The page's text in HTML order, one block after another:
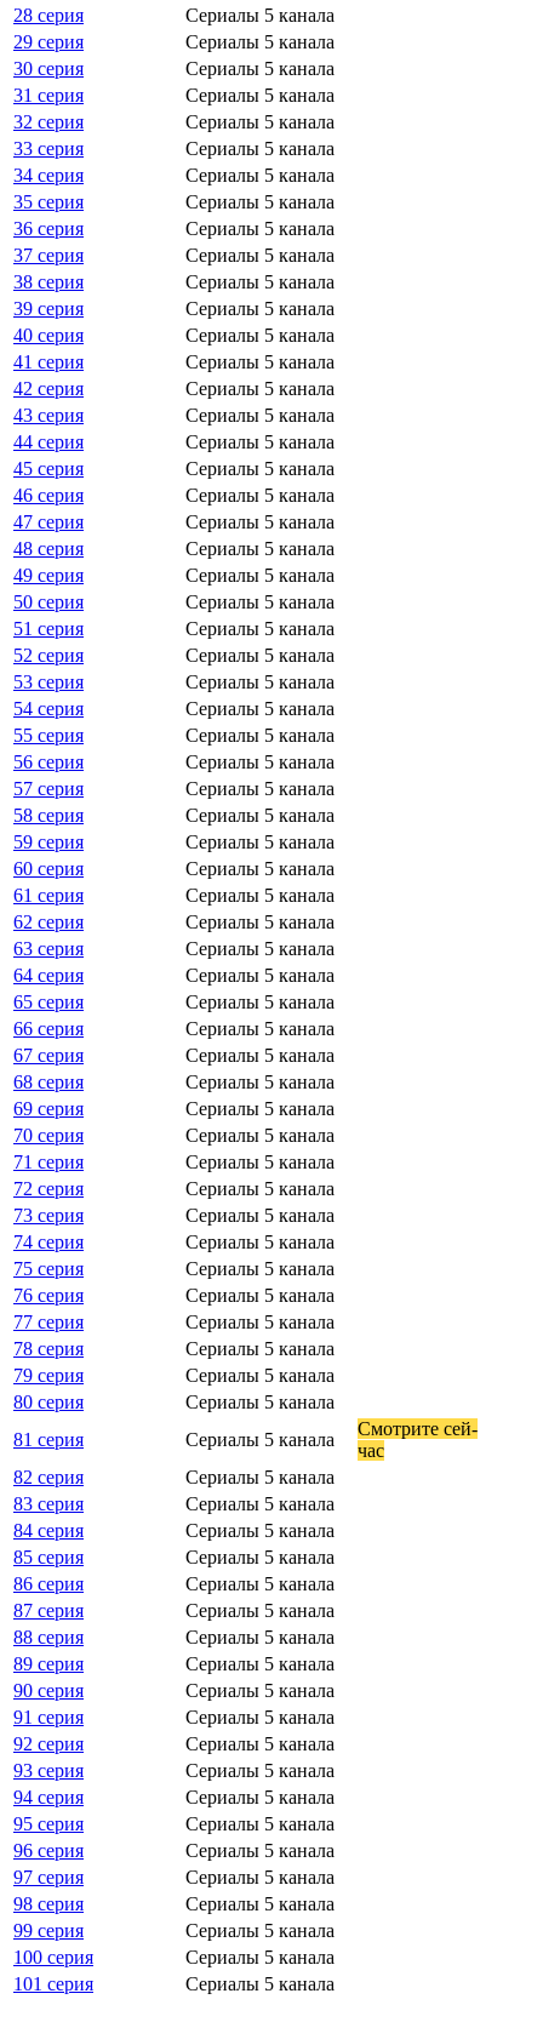
28 серия
Сериалы 5 канала
29 серия
Сериалы 5 канала
30 серия
Сериалы 5 канала
31 серия
Сериалы 5 канала
32 серия
Сериалы 5 канала
33 серия
Сериалы 5 канала
34 серия
Сериалы 5 канала
35 серия
Сериалы 5 канала
36 серия
Сериалы 5 канала
37 серия
Сериалы 5 канала
38 серия
Сериалы 5 канала
39 серия
Сериалы 5 канала
40 серия
Сериалы 5 канала
41 серия
Сериалы 5 канала
42 серия
Сериалы 5 канала
43 серия
Сериалы 5 канала
44 серия
Сериалы 5 канала
45 серия
Сериалы 5 канала
46 серия
Сериалы 5 канала
47 серия
Сериалы 5 канала
48 серия
Сериалы 5 канала
49 серия
Сериалы 5 канала
50 серия
Сериалы 5 канала
51 серия
Сериалы 5 канала
52 серия
Сериалы 5 канала
53 серия
Сериалы 5 канала
54 серия
Сериалы 5 канала
55 серия
Сериалы 5 канала
56 серия
Сериалы 5 канала
57 серия
Сериалы 5 канала
58 серия
Сериалы 5 канала
59 серия
Сериалы 5 канала
60 серия
Сериалы 5 канала
61 серия
Сериалы 5 канала
62 серия
Сериалы 5 канала
63 серия
Сериалы 5 канала
64 серия
Сериалы 5 канала
65 серия
Сериалы 5 канала
66 серия
Сериалы 5 канала
67 серия
Сериалы 5 канала
68 серия
Сериалы 5 канала
69 серия
Сериалы 5 канала
70 серия
Сериалы 5 канала
71 серия
Сериалы 5 канала
72 серия
Сериалы 5 канала
73 серия
Сериалы 5 канала
74 серия
Сериалы 5 канала
75 серия
Сериалы 5 канала
76 серия
Сериалы 5 канала
77 серия
Сериалы 5 канала
78 серия
Сериалы 5 канала
79 серия
Сериалы 5 канала
80 серия
Сериалы 5 канала
81 серия
Сериалы 5 канала
Смот­ри­те сей­
час
82 серия
Сериалы 5 канала
83 серия
Сериалы 5 канала
84 серия
Сериалы 5 канала
85 серия
Сериалы 5 канала
86 серия
Сериалы 5 канала
87 серия
Сериалы 5 канала
88 серия
Сериалы 5 канала
89 серия
Сериалы 5 канала
90 серия
Сериалы 5 канала
91 серия
Сериалы 5 канала
92 серия
Сериалы 5 канала
93 серия
Сериалы 5 канала
94 серия
Сериалы 5 канала
95 серия
Сериалы 5 канала
96 серия
Сериалы 5 канала
97 серия
Сериалы 5 канала
98 серия
Сериалы 5 канала
99 серия
Сериалы 5 канала
100 серия
Сериалы 5 канала
101 серия
Сериалы 5 канала